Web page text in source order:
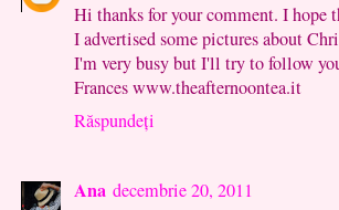
Hi thanks for your comment. I hope
I advertised some pictures about
I'm very busy but I'll try to follow
Frances www.theafternoontea.it
Răspundeți
Ana decembrie 20, 2011